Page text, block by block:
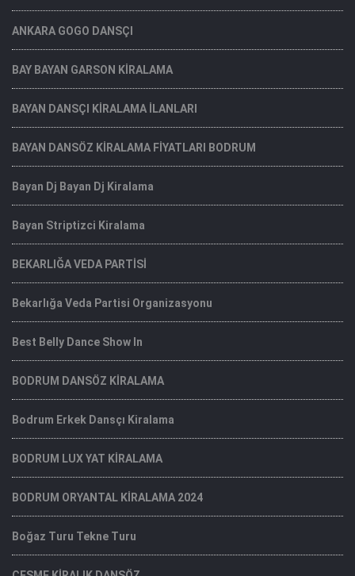
ANKARA GOGO DANSÇI
BAY BAYAN GARSON KİRALAMA
BAYAN DANSÇI KİRALAMA İLANLARI
BAYAN DANSÖZ KİRALAMA FİYATLARI BODRUM
Bayan Dj Bayan Dj Kiralama
Bayan Striptizci Kiralama
BEKARLIĞA VEDA PARTİSİ
Bekarlığa Veda Partisi Organizasyonu
Best Belly Dance Show In
BODRUM DANSÖZ KİRALAMA
Bodrum Erkek Dansçı Kiralama
BODRUM LUX YAT KİRALAMA
BODRUM ORYANTAL KİRALAMA 2024
Boğaz Turu Tekne Turu